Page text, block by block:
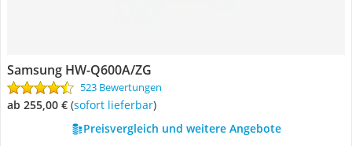
Samsung HW-Q600A/ZG
523 Bewertungen
ab 255,00 € ( Sofort lieferbar)
Preisvergleich und weitere Angebote